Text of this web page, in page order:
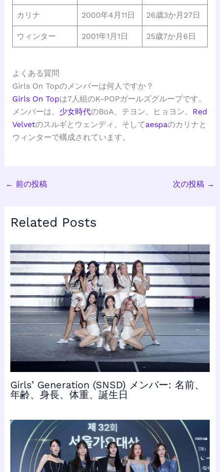
カリナ 2000年4月11日 26歳3か月27日
ウィンター 2001年1月1日 25歳7か月6日
よくある質問
Girls On Topのメンバーは何人ですか？
Girls On Topは7人組のK-POPガールズグループです。
メンバーは、 少女時代のBoA、テヨン、ヒョヨン、 Red
Velvetのスルギとウェンディ、そしてaespaのカリナと
ウィンターで構成されています。
← 前の投稿 次の投稿 →
Related Posts
Girls’ Generation (SNSD) メンバー: 名前、
年齢、身長、体重、誕生日